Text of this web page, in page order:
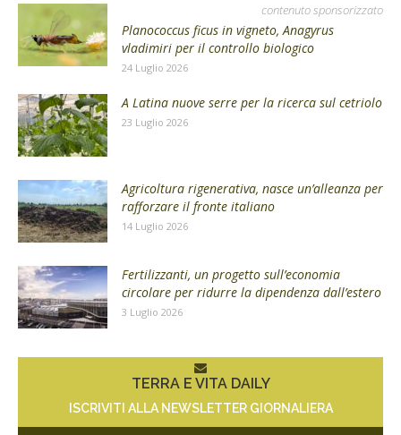
contenuto sponsorizzato
Planococcus ficus in vigneto, Anagyrus
vladimiri per il controllo biologico
24 Luglio 2026
A Latina nuove serre per la ricerca sul cetriolo
23 Luglio 2026
Agricoltura rigenerativa, nasce un’alleanza per
rafforzare il fronte italiano
14 Luglio 2026
Fertilizzanti, un progetto sull’economia
circolare per ridurre la dipendenza dall’estero
3 Luglio 2026
TERRA E VITA DAILY
ISCRIVITI ALLA NEWSLETTER GIORNALIERA